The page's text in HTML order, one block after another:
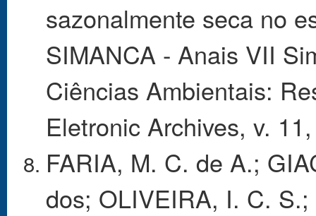
sazonalmente seca no
SIMANCA - Anais VII
Ciências Ambientais:
Eletronic Archives, v.
FARIA, M. C. de A.;
dos; OLIVEIRA, I. C.